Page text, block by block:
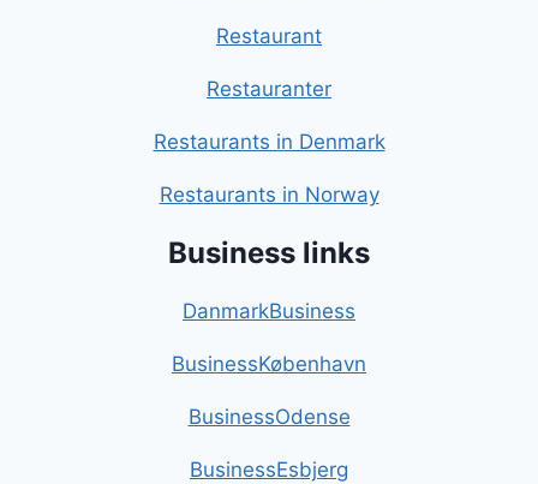
Restaurant
Restauranter
Restaurants in Denmark
Restaurants in Norway
Business links
DanmarkBusiness
BusinessKøbenhavn
BusinessOdense
BusinessEsbjerg